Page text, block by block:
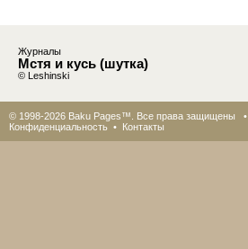
Журналы
Мстя и кусь (шутка)
© Leshinski
© 1998-2026 Baku Pages™. Все права защищены •
Конфиденциальность • Контакты